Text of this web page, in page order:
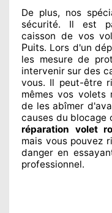
De plus, nos
sécurité. Il est
caisson de vos
Puits. Lors d'un
les mesure de
intervenir sur des
vous. Il peut-être
mêmes vos volets
de les abîmer
causes du blocage
réparation volet
mais vous pouvez
danger en
professionnel.